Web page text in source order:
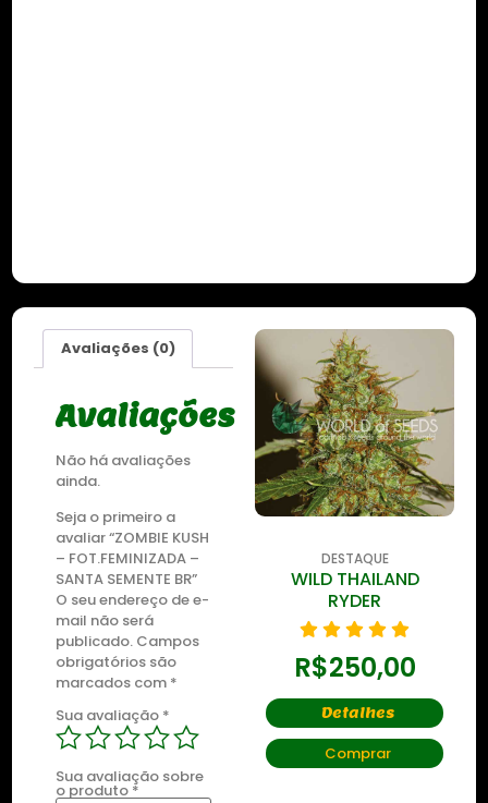
Avaliações (0)
Avaliações
Não há avaliações
ainda.
Seja o primeiro a
avaliar “ZOMBIE KUSH
– FOT.FEMINIZADA –
SANTA SEMENTE BR”
O seu endereço de e-
mail não será
publicado. Campos
obrigatórios são
marcados com *
Sua avaliação *
Sua avaliação sobre
o produto *
DESTAQUE
ZKITTLEZ OG
R$435,00
Detalhes
Comprar
DESTAQUE
WILD THAILAND
RYDER
R$250,00
Detalhes
Comprar